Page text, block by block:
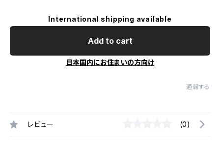
International shipping available
Add to cart
日本国内にお住まいの方向け
通報する
レビュー (0)